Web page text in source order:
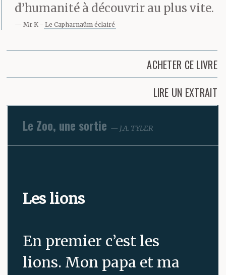
d’humanité à découvrir au plus vite.
Mr K Le Capharnaüm éclairé
ACHETER CE LIVRE
LIRE UN EXTRAIT
Le Zoo, une sortie J.A. TYLER
Les lions
En premier c’est les
lions. Mon papa et ma